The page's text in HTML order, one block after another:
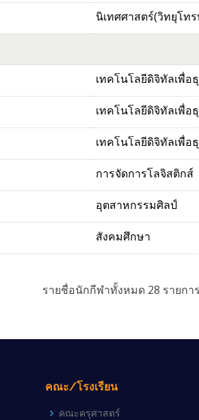
นิเทศศาสตร์(วิทยุโท
เทคโนโลยีดิจิทัลเพื่อ
เทคโนโลยีดิจิทัลเพื่อ
เทคโนโลยีดิจิทัลเพื่อ
การจัดการโลจิสติกส์
อุตสาหกรรมศิลป์
สังคมศึกษา
รายชื่อนักกีฬาทั้งหมด 28 รายกา
คณะ/โรงเรียน
คณะครุศาสตร์